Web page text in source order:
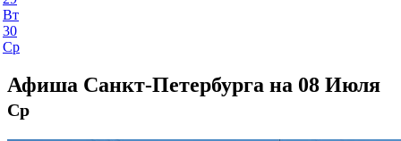
Вт
30
Ср
Афиша Санкт-Петербурга на 08 Июля
Ср